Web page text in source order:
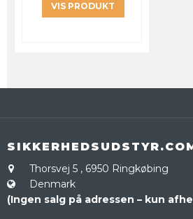
VIS PRODUKT
Thorsvej 5 , 6950 Ringkøbing
Denmark
(Ingen salg på adressen – kun